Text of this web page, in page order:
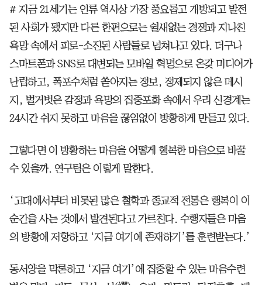
# 지금 21세기는 인류 역사상 가장 풍요롭고 개방되고 발전
된 사회가 됐지만 다른 한편으로는 쉴새없는 경쟁과 지나친
욕망 속에서 피로-소진된 사람들로 넘쳐나고 있다. 더구나
스마트폰과 SNS로 대변되는 모바일 혁명으로 온갖 미디어가
난립하고, 폭포수처럼 쏟아지는 정보, 정제되지 않은 메시
지, 벌거벗은 감정과 욕망의 집중포화 속에서 우리 신경계는
24시간 쉬지 못하고 마음을 끊임없이 방황하게 만들고 있다.
그렇다면 이 방황하는 마음을 어떻게 행복한 마음으로 바꿀
수 있을까. 연구팀은 이렇게 말한다.
‘고대에서부터 비롯된 많은 철학과 종교적 전통은 행복이 이
순간을 사는 것에서 발견된다고 가르친다. 수행자들은 마음
의 방황에 저항하고 ‘지금 여기에 존재하기’를 훈련받는다.’
동서양을 막론하고 ‘지금 여기’에 집중할 수 있는 마음수련